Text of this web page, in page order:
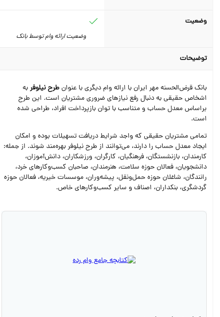
وضعیت
وضعیت ارائه وام توسط بانک
توضیحات
بانک قرض‌الحسنه مهر ایران با ارائه وام دیگری با عنوانطرح نیلوفربه
اشخاص حقیقی به ‌دنبال رفع نیازهای ضروری مشتریان است. این طرح
براساس معدل حساب و متناسب با توان بازپرداخت افراد، طراحی شده
است.
تمامی مشتریان حقیقی که واجد شرایط دریافت تسهیلات بوده و امکان
ایجاد معدل حساب را دارند، می‌توانند از طرح نیلوفر بهره‌مند شوند. از جمله:
کارمندان، بازنشستگان، فرهنگیان، کارگران، ورزشکاران، دانش‌آموزان،
دانشجویان، فعالان حوزه سلامت، هنرمندان، صاحبان کسب‌وکارهای خرد،
رانندگان، شاغلان حوزه حمل‌ونقل، پیشه‌وران، موسسات خیریه، فعالان حوزه
گردشگری، بنکداران، اصناف و سایر کسب‌وکارهای خاص.